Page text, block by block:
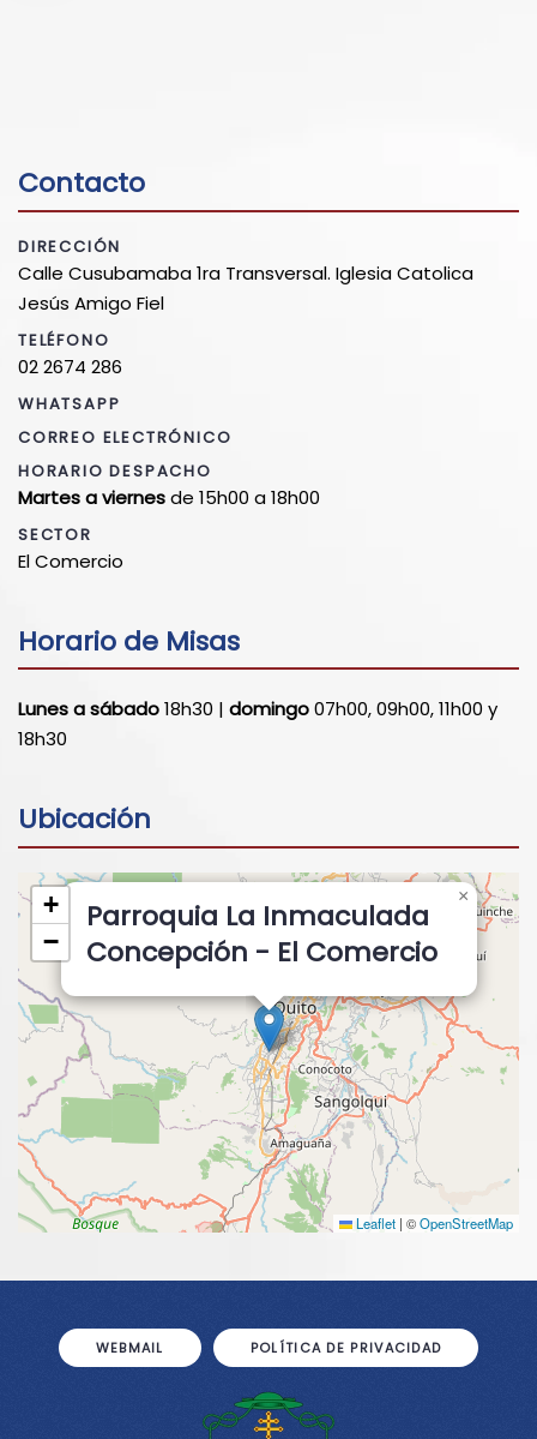
Contacto
DIRECCIÓN
Calle Cusubamaba 1ra Transversal. Iglesia Catolica
Jesús Amigo Fiel
TELÉFONO
02 2674 286
WHATSAPP
CORREO ELECTRÓNICO
HORARIO DESPACHO
Martes a viernesde 15h00 a 18h00
SECTOR
El Comercio
Horario de Misas
Lunes a sábado18h30 | domingo07h00, 09h00, 11h00 y
18h30
Ubicación
Parroquia La Inmaculada
Concepción - El Comercio
×
+
−
Leaflet | ©OpenStreetMap
WEBMAIL POLÍTICA DE PRIVACIDAD